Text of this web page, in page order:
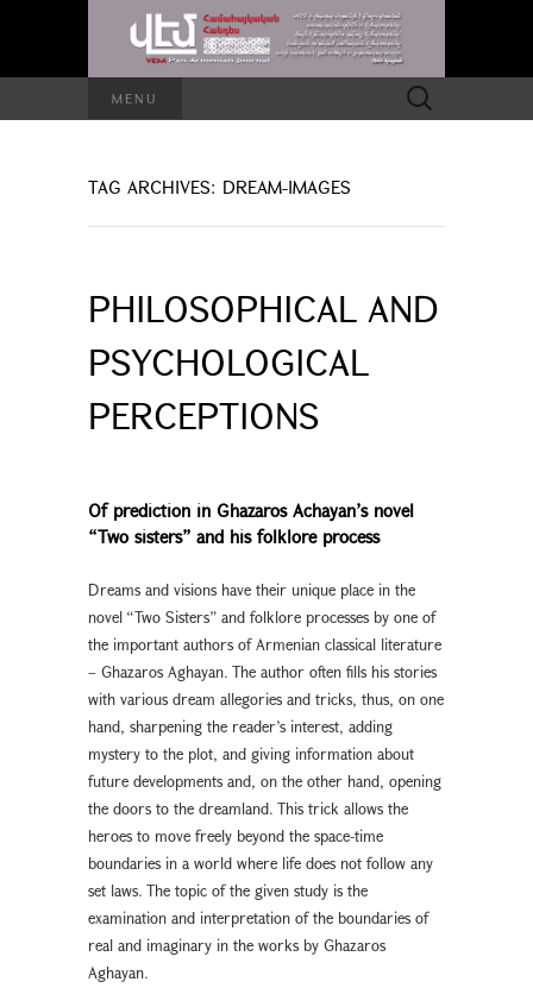
MENU
Search
for:
TAG ARCHIVES: DREAM-IMAGES
PHILOSOPHICAL AND
PSYCHOLOGICAL
PERCEPTIONS
Of prediction in Ghazaros Achayan’s novel
“Two sisters” and his folklore process
Dreams and visions have their unique place in the
novel “Two Sisters” and folklore processes by one of
the important authors of Armenian classical literature
– Ghazaros Aghayan. The author often fills his stories
with various dream allegories and tricks, thus, on one
hand, sharpening the reader’s interest, adding
mystery to the plot, and giving information about
future developments and, on the other hand, opening
the doors to the dreamland. This trick allows the
heroes to move freely beyond the space-time
boundaries in a world where life does not follow any
set laws. The topic of the given study is the
examination and interpretation of the boundaries of
real and imaginary in the works by Ghazaros
Aghayan.